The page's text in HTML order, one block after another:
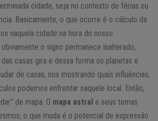
cidade, seja no contexto de férias ou
Basicamente, o que ocorre é o cálculo da
naquela cidade na hora do nosso
o signo permanece inalterado,
das casas gira e dessa forma os planetas e
de casas, nos mostrando quais influências,
podemos enfrentar naquele local. Então,
de mapa. O mapa astral e seus temas
o que muda é o potencial de expressão